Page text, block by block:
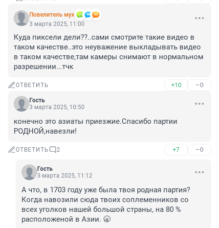
Повелитель мух
3 марта 2025, 11:00
Куда пиксели дели??..сами смотрите такие видео в
таком качестве..это неуважение выкладывать видео
в таком качестве,там камеры снимают в нормальном
разрешении...тчк
ОТВЕТИТЬ +10 –0
Гость
3 марта 2025, 10:50
конечно это азиаты приезжие.Спасибо партии
РОДНОЙ,навезли!
ОТВЕТИТЬ 2 +7 –0
Гость
3 марта 2025, 11:12
А что, в 1703 году уже была твоя родная партия?
Когда навозили сюда твоих соплеменников со
всех уголков нашей большой страны, на 80 %
расположеной в Азии. 🥱